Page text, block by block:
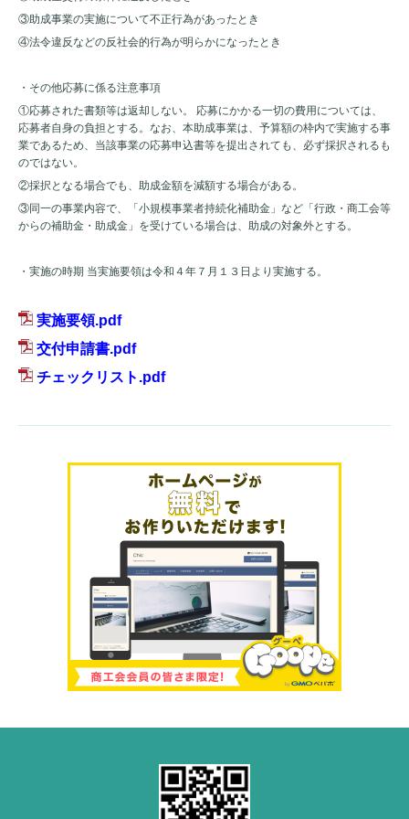
③助成事業の実施について不正行為があったとき
④法令違反などの反社会的行為が明らかになったとき
・その他応募に係る注意事項
①応募された書類等は返却しない。 応募にかかる一切の費用については、
応募者自身の負担とする。なお、本助成事業は、予算額の枠内で実施する事
業であるため、当該事業の応募申込書等を提出されても、必ず採択されるも
のではない。
②採択となる場合でも、助成金額を減額する場合がある。
③同一の事業内容で、「小規模事業者持続化補助金」など「行政・商工会等
からの補助金・助成金」を受けている場合は、助成の対象外とする。
・実施の時期 当実施要領は令和４年７月１３日より実施する。
実施要領.pdf
交付申請書.pdf
チェックリスト.pdf